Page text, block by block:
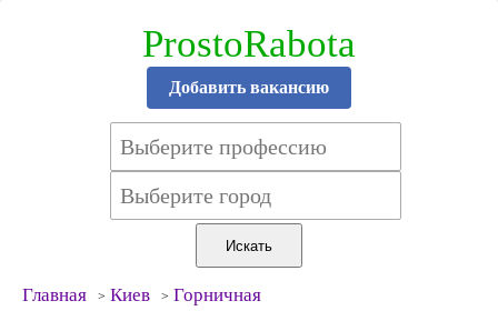
ProstoRabota
Добавить вакансию
Главная Киев Горничная